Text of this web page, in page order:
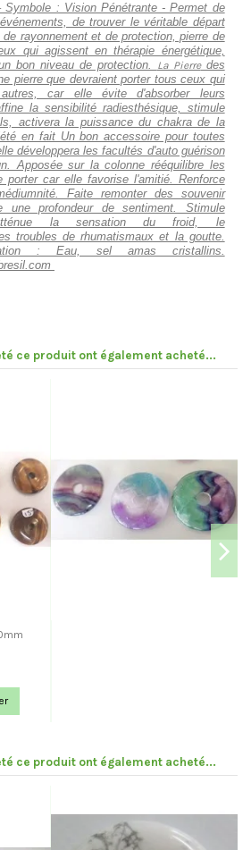
Symbole : Vision Pénétrante - Permet de
de trouver le véritable départ
rayonnement et de protection, pierre de
qui agissent en thérapie énergétique,
bon niveau de protection.
La Pierredes
pierre que devraient porter tous ceux qui
car elle évite d'absorber leurs
la sensibilité radiesthésique, stimule
activera la puissance du chakra de la
en fait Un bon accessoire pour toutes
développera les facultés d'auto guérison
Apposée sur la colonne rééquilibre les
porter car elle favorise l'amitié. Renforce
Faite remonter des souvenir
une profondeur de sentiment. Stimule
Atténue la sensation du froid, le
troubles de rhumatismaux et la goutte.
: Eau, sel amas cristallins.
ce produit ont également acheté...
ce produit ont également acheté...